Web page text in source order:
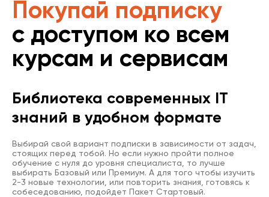
Покупай подписку
с доступом ко всем
курсам и сервисам
Библиотека современных IT
знаний в удобном формате
Выбирай свой вариант подписки в зависимости от задач,
стоящих перед тобой. Но если нужно пройти полное
обучение с нуля до уровня специалиста, то лучше
выбирать Базовый или Премиум. А для того чтобы изучить
2-3 новые технологии, или повторить знания, готовясь к
собеседованию, подойдет Пакет Стартовый.